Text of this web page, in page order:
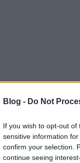
Blog - Do Not
If you wish to opt-out
sensitive information
confirm your selection.
continue seeing